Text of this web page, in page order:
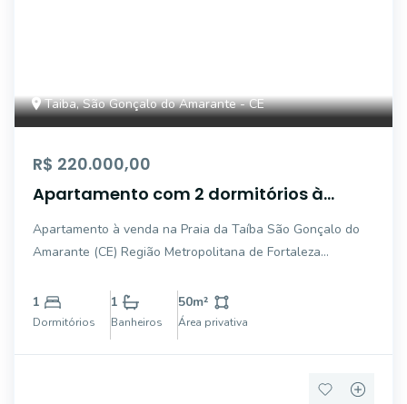
Taiba, São Gonçalo do Amarante - CE
R$ 220.000,00
Apartamento com 2 dormitórios à
Amarante/CE
Apartamento à venda na Praia da Taíba São Gonçalo do
Amarante (CE) Região Metropolitana de Fortaleza
banheiros * Sala e cozinha integradas * Varanda ampla,
ventilada e com ótima iluminaç
1
Dormitórios
1
Banheiros
50m²
Área privativa